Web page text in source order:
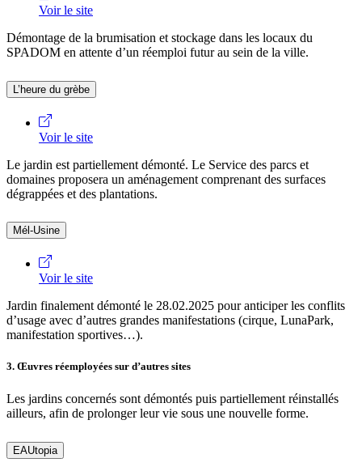
Voir le site
Démontage de la brumisation et stockage dans les locaux du
SPADOM en attente d’un réemploi futur au sein de la ville.
L’heure du grèbe
Voir le site
Le jardin est partiellement démonté. Le Service des parcs et
domaines proposera un aménagement comprenant des surfaces
dégrappées et des plantations.
Mél-Usine
Voir le site
Jardin finalement démonté le 28.02.2025 pour anticiper les conflits
d’usage avec d’autres grandes manifestations (cirque, LunaPark,
manifestation sportives…).
3. Œuvres réemployées sur d’autres sites
Les jardins concernés sont démontés puis partiellement réinstallés
ailleurs, afin de prolonger leur vie sous une nouvelle forme.
EAUtopia